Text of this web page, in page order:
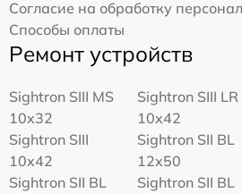
Согласие на обработку
Способы оплаты
Ремонт устройств
Sightron SIII MS
10x32
Sightron SIII LR
10x42
Sightron SIII
10x42
Sightron SII BL
12x50
Sightron SII BL
Sightron SII BL